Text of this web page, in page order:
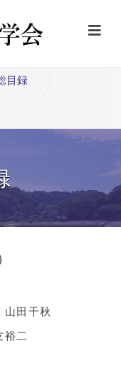
目録
田千秋
裕二